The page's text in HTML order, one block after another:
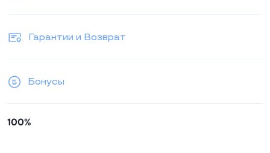
Гарантии и Возврат
Бонусы
100%